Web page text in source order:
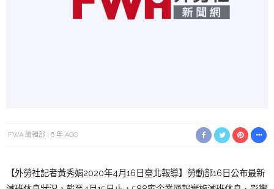
FWA 編輯部 6 年 AGO
【外勞社記者黃秀娟2020年4月16日臺北報導】勞動部16日公布最新